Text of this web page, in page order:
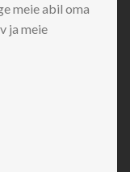
meie abil oma
ja meie